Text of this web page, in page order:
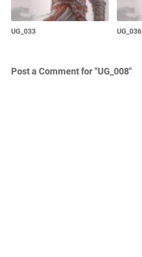
UG_033 UG_036
Post a Comment for "UG_008"